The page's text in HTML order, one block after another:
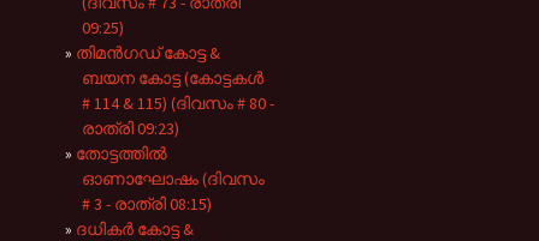
09:25)
തിമൻഗഡ് കോട്ട &
ബയന കോട്ട (കോട്ടകൾ
# 114 & 115) (ദിവസം # 80 -
രാത്രി 09:23)
തോട്ടത്തിൽ
ഓണാഘോഷം (ദിവസം
# 3 - രാത്രി 08:15)
ദധികർ കോട്ട &